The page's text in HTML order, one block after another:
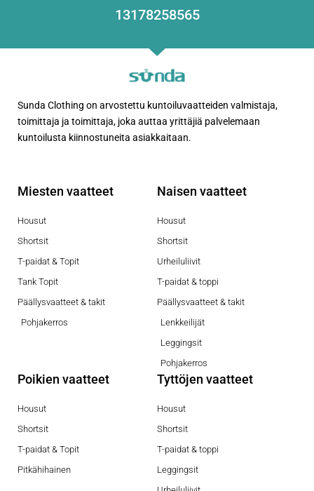
13178258565
Sunda Clothing on arvostettu kuntoiluvaatteiden valmistaja,
toimittaja ja toimittaja, joka auttaa yrittäjiä palvelemaan
kuntoilusta kiinnostuneita asiakkaitaan.
Miesten vaatteet
Housut
Shortsit
T-paidat & Topit
Tank Topit
Päällysvaatteet & takit
Pohjakerros
Naisen vaatteet
Housut
Shortsit
Urheiluliivit
T-paidat & toppi
Päällysvaatteet & takit
Lenkkeilijät
Leggingsit
Pohjakerros
Poikien vaatteet
Housut
Shortsit
T-paidat & Topit
Pitkähihainen
Tyttöjen vaatteet
Housut
Shortsit
T-paidat & toppi
Leggingsit